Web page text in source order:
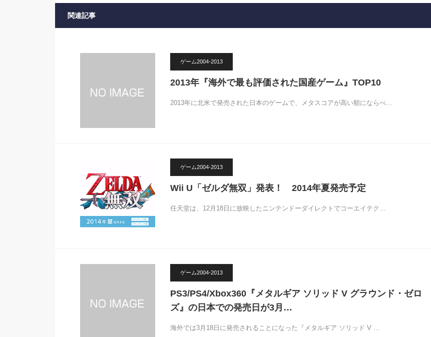
関連記事
ゲーム2004-2013
2013年『海外で最も評価された国産ゲーム』TOP10
2013年に北米で発売された日本のゲームで、メタスコアが高い順にならべ…
ゲーム2004-2013
Wii U「ゼルダ無双」発表！ 2014年夏発売予定
任天堂は、12月18日に放映したニンテンドーダイレクトでコーエイテク…
ゲーム2004-2013
PS3/PS4/Xbox360『メタルギア ソリッド V グラウンド・ゼロ
ズ』の日本での発売日が3月…
海外では3月18日に発売されることになった『メタルギア ソリッド V …